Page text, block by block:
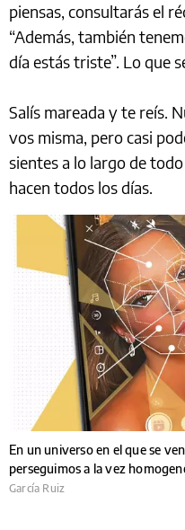
piensas, consultarás el
“Además, también
día estás triste”. Lo que
Salís mareada y te reís.
vos misma, pero casi
sientes a lo largo de
hacen todos los días.
En un universo en el que se
perseguimos a la vez
García Ruiz